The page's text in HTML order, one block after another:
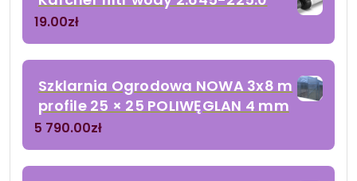
19.00zł
Szklarnia Ogrodowa NOWA 3x8 m
profile 25 × 25 POLIWĘGLAN 4 mm
5 790.00zł